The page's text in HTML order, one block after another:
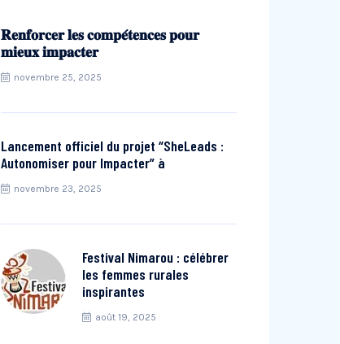
𝐑𝐞𝐧𝐟𝐨𝐫𝐜𝐞𝐫 𝐥𝐞𝐬 𝐜𝐨𝐦𝐩𝐞́𝐭𝐞𝐧𝐜𝐞𝐬 𝐩𝐨𝐮𝐫
𝐦𝐢𝐞𝐮𝐱 𝐢𝐦𝐩𝐚𝐜𝐭𝐞𝐫
novembre 25, 2025
Lancement officiel du projet “SheLeads :
Autonomiser pour Impacter” à
novembre 23, 2025
Festival Nimarou : célébrer
les femmes rurales
inspirantes
août 19, 2025